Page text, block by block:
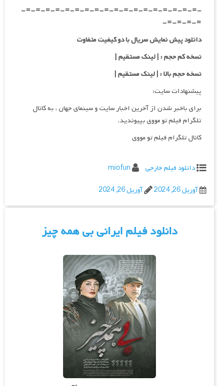
-=-=-=-=-=-=-=-=-=-=-=-=-=-=-=-=-=-=-
=-=-=-=-
دانلود پیش نمایش سریال با دو کیفیت متفاوت
نسخه کم حجم : | لینک مستقیم |
نسخه حجم بالا : | لینک مستقیم |
پیشنهادات سایت:
برای باخبر شدن از آخرین اخبار سایت و سینمای جهان ، به کانال
تلگرام فیلم تو مووی بپیوندید.
کانال تلگرام فیلم تو مووی
دانلود فیلم خارجی
miofun
آوریل 26, 2024
آوریل 26, 2024
دانلود فیلم ایرانی بی‌ همه‌ چیز